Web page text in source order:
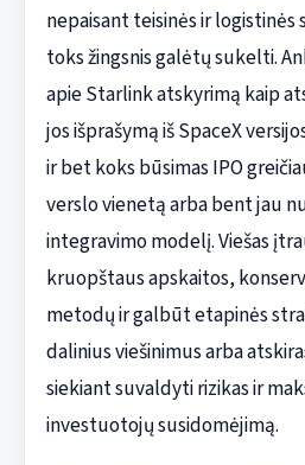
nepaisant teisinės ir
toks žingsnis galėtų sukelti.
apie Starlink atskyrimą kaip
jos išprašymą iš SpaceX
ir bet koks būsimas IPO
verslo vienetą arba bent jau
integravimo modelį. Viešas
kruopštaus apskaitos,
metodų ir galbūt etapinės
dalinius viešinimus arba
siekiant suvaldyti rizikas ir
investuotojų susidomėjimą.